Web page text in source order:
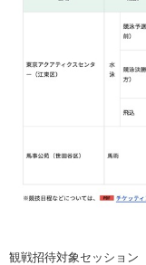
観戦招待対象セッション